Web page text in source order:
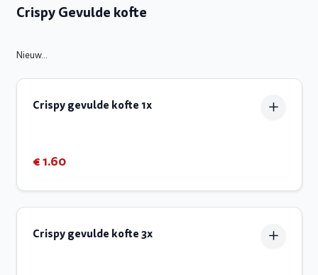
Crispy Gevulde kofte
Nieuw...
Crispy gevulde kofte 1x
€ 1.60
Crispy gevulde kofte 3x